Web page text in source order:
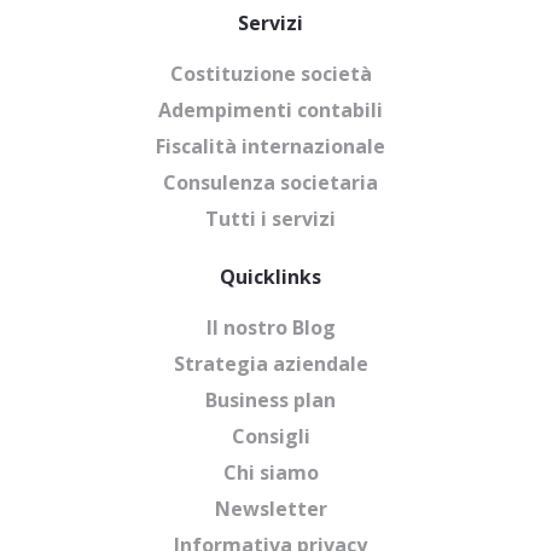
Servizi
Costituzione società
Adempimenti contabili
Fiscalità internazionale
Consulenza societaria
Tutti i servizi
Quicklinks
Il nostro Blog
Strategia aziendale
Business plan
Consigli
Chi siamo
Newsletter
Informativa privacy